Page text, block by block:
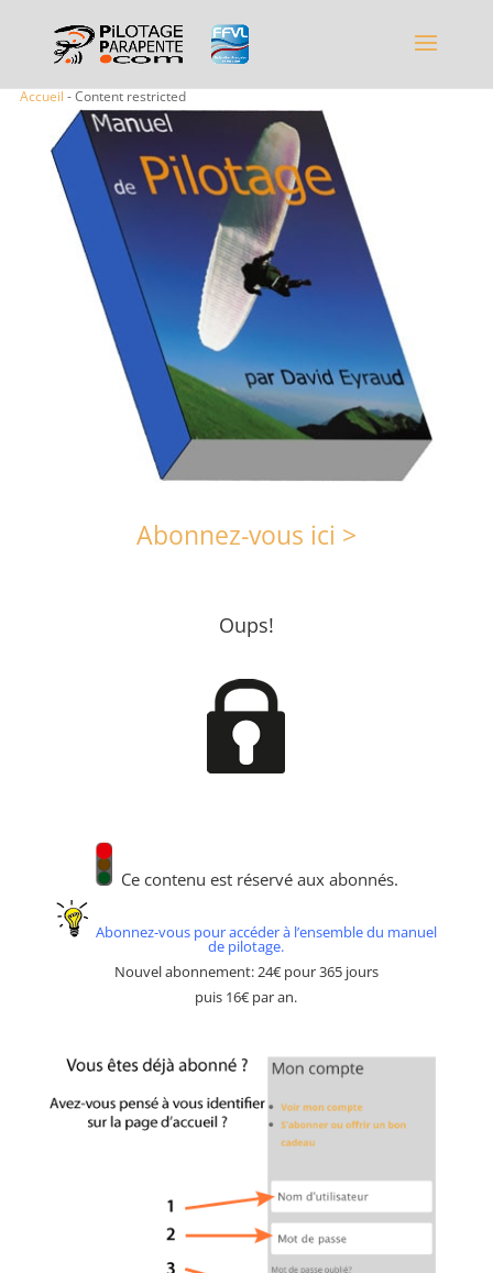
Accueil - Content restricted
Abonnez-vous ici >
Oups!
Ce contenu est réservé aux abonnés.
Abonnez-vous pour accéder à l’ensemble du manuel
de pilotage.
Nouvel abonnement: 24€ pour 365 jours
puis 16€ par an.